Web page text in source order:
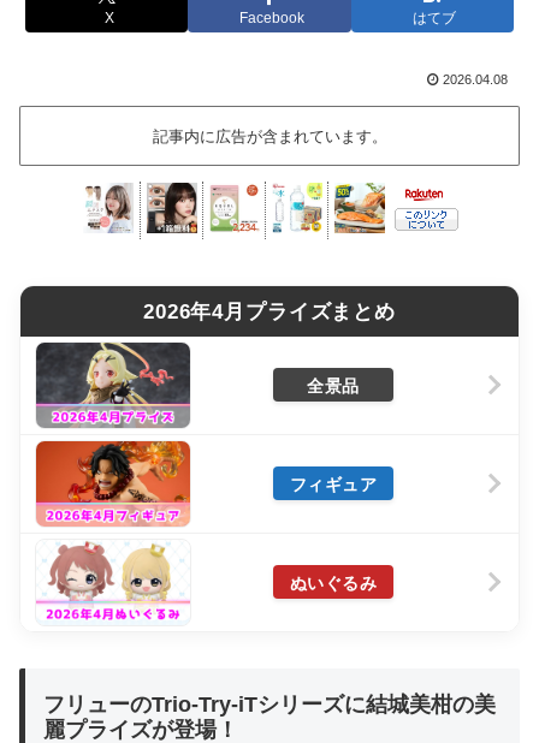
X Facebook はてブ
2026.04.08
記事内に広告が含まれています。
2026年4月プライズまとめ
全景品
フィギュア
ぬいぐるみ
フリューのTrio-Try-iTシリーズに結城美柑の美
麗プライズが登場！